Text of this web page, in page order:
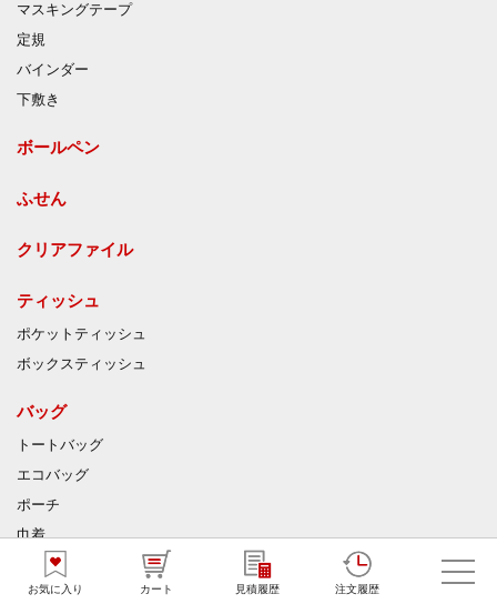
お気に入り カート 見積履歴 注文履歴
マスキングテープ
定規
バインダー
下敷き
ボールペン
ふせん
クリアファイル
ティッシュ
ポケットティッシュ
ボックスティッシュ
バッグ
トートバッグ
エコバッグ
ポーチ
巾着
小判抜き袋
マルシェバッグ